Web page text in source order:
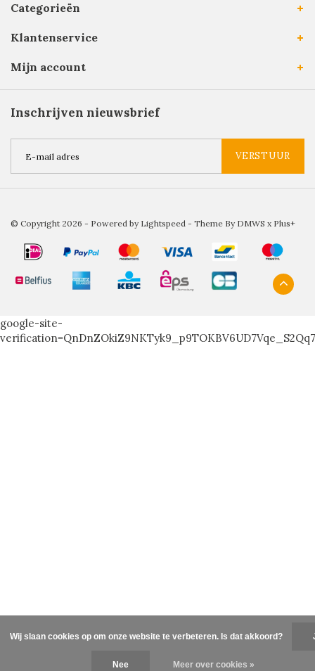
Categorieën
Klantenservice
Mijn account
Inschrijven nieuwsbrief
VERSTUUR
© Copyright 2026 - Powered by Lightspeed - Theme By DMWS x Plus+
google-site-
Wij slaan cookies op om onze website te verbeteren. Is dat akkoord?
Nee Meer over cookies »